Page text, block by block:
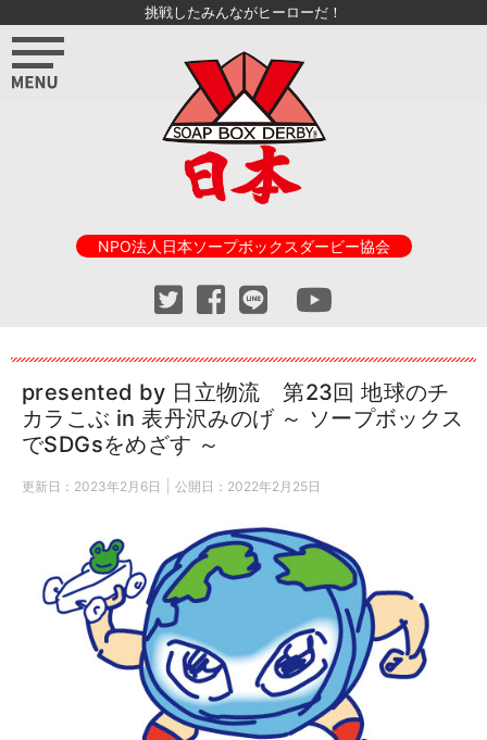
挑戦したみんながヒーローだ！
NPO法人日本ソープボックスダービー協会
presented by 日立物流 第23回 地球のチ
カラこぶ in 表丹沢みのげ ～ ソープボックス
でSDGsをめざす ～
更新日： 2023年2月6日 公開日： 2022年2月25日